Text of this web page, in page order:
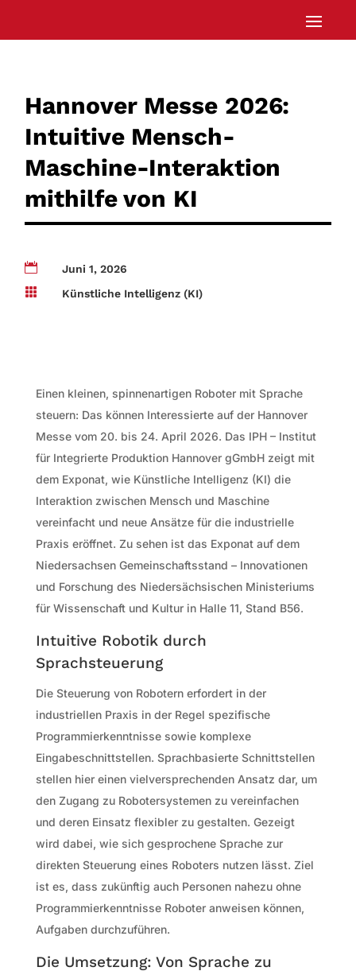
Hannover Messe 2026:
Intuitive Mensch-
Maschine-Interaktion
mithilfe von KI

Juni 1, 2026

Künstliche Intelligenz (KI)
Einen kleinen, spinnenartigen Roboter mit Sprache
steuern: Das können Interessierte auf der Hannover
Messe vom 20. bis 24. April 2026. Das IPH – Institut
für Integrierte Produktion Hannover gGmbH zeigt mit
dem Exponat, wie Künstliche Intelligenz (KI) die
Interaktion zwischen Mensch und Maschine
vereinfacht und neue Ansätze für die industrielle
Praxis eröffnet. Zu sehen ist das Exponat auf dem
Niedersachsen Gemeinschaftsstand – Innovationen
und Forschung des Niedersächsischen Ministeriums
für Wissenschaft und Kultur in Halle 11, Stand B56.
Intuitive Robotik durch
Sprachsteuerung
Die Steuerung von Robotern erfordert in der
industriellen Praxis in der Regel spezifische
Programmierkenntnisse sowie komplexe
Eingabeschnittstellen. Sprachbasierte Schnittstellen
stellen hier einen vielversprechenden Ansatz dar, um
den Zugang zu Robotersystemen zu vereinfachen
und deren Einsatz flexibler zu gestalten. Gezeigt
wird dabei, wie sich gesprochene Sprache zur
direkten Steuerung eines Roboters nutzen lässt. Ziel
ist es, dass zukünftig auch Personen nahezu ohne
Programmierkenntnisse Roboter anweisen können,
Aufgaben durchzuführen.
Die Umsetzung: Von Sprache zu